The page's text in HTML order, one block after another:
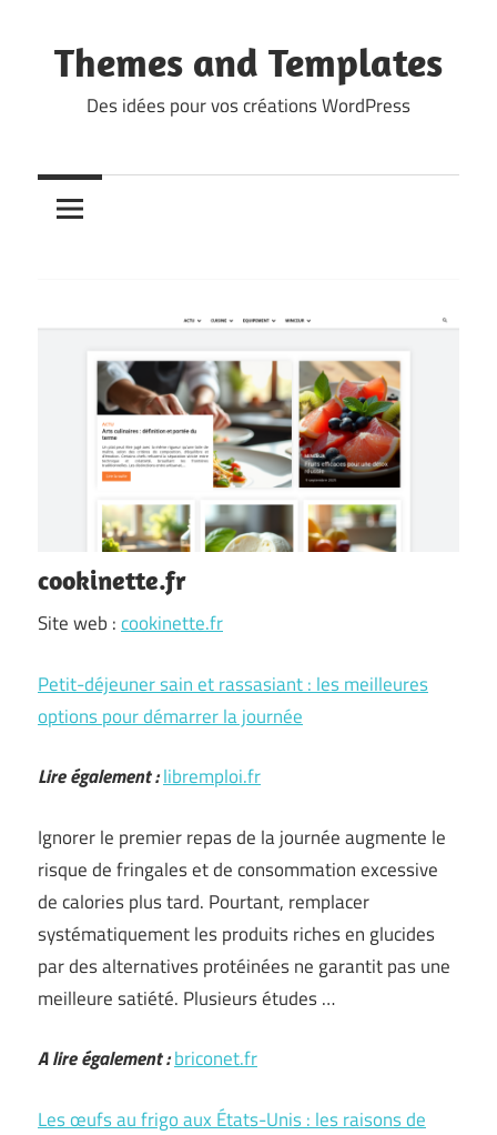
content
Themes and Templates
Des idées pour vos créations WordPress
cookinette.fr
Site web :cookinette.fr
Petit-déjeuner sain et rassasiant : les meilleures
options pour démarrer la journée
Lire également :libremploi.fr
Ignorer le premier repas de la journée augmente le
risque de fringales et de consommation excessive
de calories plus tard. Pourtant, remplacer
systématiquement les produits riches en glucides
par des alternatives protéinées ne garantit pas une
meilleure satiété. Plusieurs études …
A lire également :briconet.fr
Les œufs au frigo aux États-Unis : les raisons de